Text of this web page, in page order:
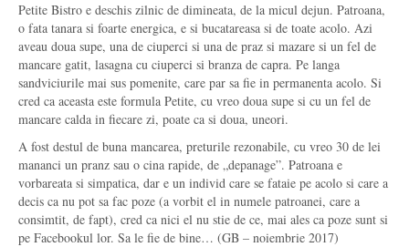
Petite Bistro e deschis zilnic de dimineata, de la micul dejun. Patroana,
o fata tanara si foarte energica, e si bucatareasa si de toate acolo. Azi
aveau doua supe, una de ciuperci si una de praz si mazare si un fel de
mancare gatit, lasagna cu ciuperci si branza de capra. Pe langa
sandviciurile mai sus pomenite, care par sa fie in permanenta acolo. Si
cred ca aceasta este formula Petite, cu vreo doua supe si cu un fel de
mancare calda in fiecare zi, poate ca si doua, uneori.
A fost destul de buna mancarea, preturile rezonabile, cu vreo 30 de lei
mananci un pranz sau o cina rapide, de „depanage”. Patroana e
vorbareata si simpatica, dar e un individ care se fataie pe acolo si care a
decis ca nu pot sa fac poze (a vorbit el in numele patroanei, care a
consimtit, de fapt), cred ca nici el nu stie de ce, mai ales ca poze sunt si
pe Facebookul lor. Sa le fie de bine… (GB – noiembrie 2017)